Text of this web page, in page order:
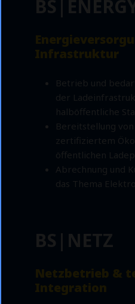
Infrastruktur
Betrieb und
der
halböffentliche
Bereitstellung
zertifiziertem
öffentlichen
Abrechnung und
das Thema
BS|NETZ
Netzbetrieb &
Integration